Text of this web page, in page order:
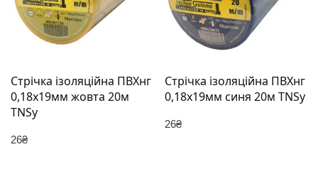
Стрічка ізоляційна ПВХнг
0,18х19мм жовта 20м
TNSy
26₴
Стрічка ізоляційна ПВХнг
0,18х19мм синя 20м TNSy
26₴